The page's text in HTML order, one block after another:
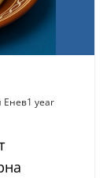
Енев1 year